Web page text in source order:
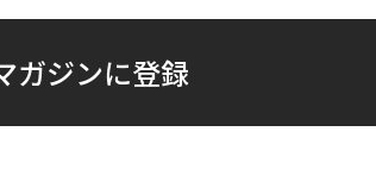
ガジンに登録